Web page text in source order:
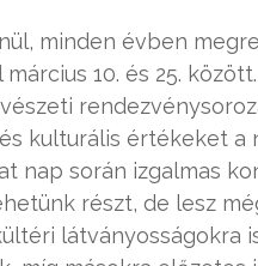
minden évben
március 10. és 25.
kulturális értékeket a
nap során izgalmas
részt, de lesz
látványosságokra